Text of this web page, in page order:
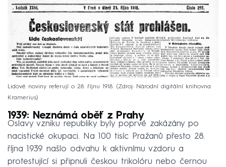
Lidové noviny referují o 28. říjnu 1918.
Zdroj: Národní digitální knihovna
Kramerius
1939: Neznámá oběť z Prahy
Oslavy vzniku republiky byly poprvé zakázány po
nacistické okupaci. Na 100 tisíc Pražanů přesto 28.
října 1939 našlo odvahu k aktivnímu vzdoru a
protestující si připnuli českou trikolóru nebo černou